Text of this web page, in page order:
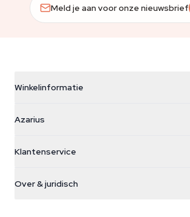
Meld je aan voor onze nieuwsbrief
Winkelinformatie
Galvaniweg 11
Nederland
+31(0)204897914
Azarius
Smokeshop
Klantenservice
Retourbeleid
Over & juridisch